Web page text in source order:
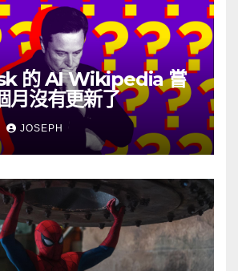
的 AI Wikipedia 嘗
月沒有更新了
JOSEPH